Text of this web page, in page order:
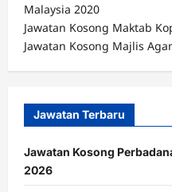
Malaysia 2020
Jawatan Kosong Maktab
Jawatan Kosong Majlis
Jawatan Terbaru
Jawatan Kosong
2026